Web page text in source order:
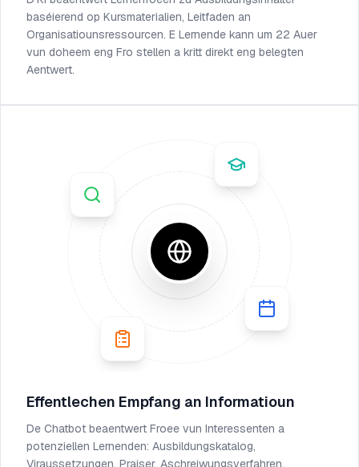
baséierend op Kursmaterialien, Leitfaden an
Organisatiounsressourcen. E Lernende kann um 22 Auer
vun doheem eng Fro stellen a kritt direkt eng belegten
Aentwert.
Effentlechen Empfang an Informatioun
De Chatbot beaentwert Froee vun Interessenten a
potenziellen Lernenden: Ausbildungskatalog,
Viraussetzungen, Praiser, Aschreiwungsverfahren,